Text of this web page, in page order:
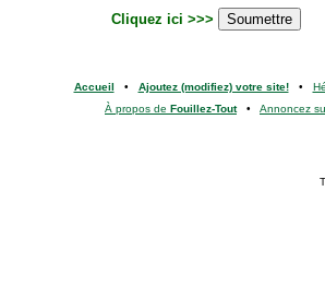
Cliquez ici >>>
Accueil • Ajoutez (modifiez) votre site!•
À propos de Fouillez-Tout• Annoncez